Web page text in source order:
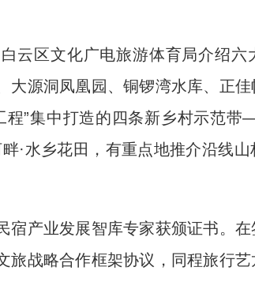
区文化广电旅游体育局介绍六
源洞凤凰园、铜锣湾水库、正佳
程”集中打造的四条新乡村示范
·水乡花田，有重点地推介沿线山
产业发展智库专家获颁证书。在
旅战略合作框架协议，同程旅行